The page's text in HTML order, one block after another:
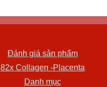
Đánh giá sản phẩm
82x Collagen -Placenta
Danh mục